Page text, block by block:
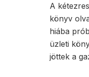
A
könyv
hiába
üzleti
jöttek a